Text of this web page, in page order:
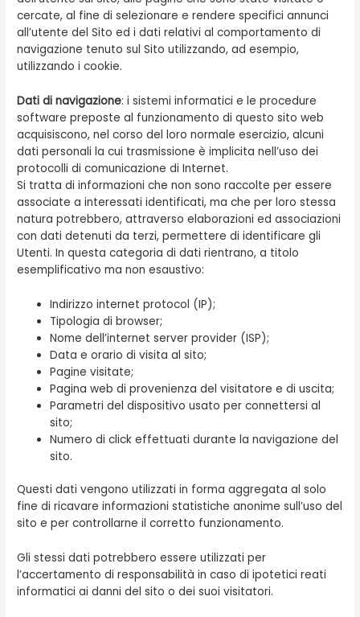
cercate, al fine di selezionare e rendere specifici annunci
all’utente del Sito ed i dati relativi al comportamento di
navigazione tenuto sul Sito utilizzando, ad esempio,
utilizzando i cookie.
Dati di navigazione: i sistemi informatici e le procedure
software preposte al funzionamento di questo sito web
acquisiscono, nel corso del loro normale esercizio, alcuni
dati personali la cui trasmissione è implicita nell’uso dei
protocolli di comunicazione di Internet.
Si tratta di informazioni che non sono raccolte per essere
associate a interessati identificati, ma che per loro stessa
natura potrebbero, attraverso elaborazioni ed associazioni
con dati detenuti da terzi, permettere di identificare gli
Utenti. In questa categoria di dati rientrano, a titolo
esemplificativo ma non esaustivo:
Indirizzo internet protocol (IP);
Tipologia di browser;
Nome dell’internet server provider (ISP);
Data e orario di visita al sito;
Pagine visitate;
Pagina web di provenienza del visitatore e di uscita;
Parametri del dispositivo usato per connettersi al
sito;
Numero di click effettuati durante la navigazione del
sito.
Questi dati vengono utilizzati in forma aggregata al solo
fine di ricavare informazioni statistiche anonime sull’uso del
sito e per controllarne il corretto funzionamento.
Gli stessi dati potrebbero essere utilizzati per
l’accertamento di responsabilità in caso di ipotetici reati
informatici ai danni del sito o dei suoi visitatori.